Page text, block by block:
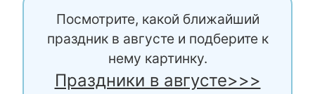
Посмотрите, какой ближайший
праздник в августе и подберите к
нему картинку.
Праздники в августе>>>